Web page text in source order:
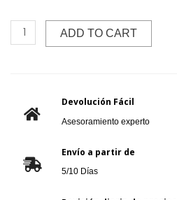
ADD TO CART
Devolución Fácil
Asesoramiento experto
Envío a partir de
5/10 Días